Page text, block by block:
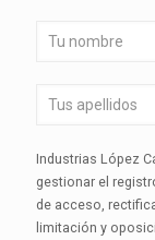
Industrias López
gestionar el
de acceso,
limitación y